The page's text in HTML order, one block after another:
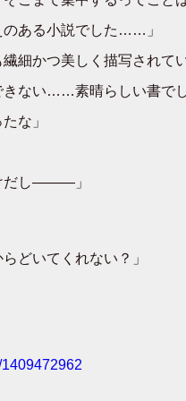
ある小説でした……」
繊細かつ美しく描写され
きない……素晴らしい書で
な」
だし―――」
どいてくれない？」